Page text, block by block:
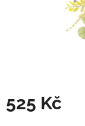
525 Kč